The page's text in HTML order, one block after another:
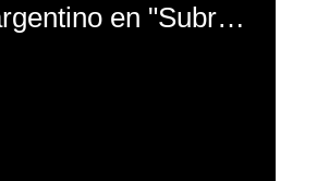
El mal momento de Yanina Gasañol con un hincha argentino en "Subrayado"